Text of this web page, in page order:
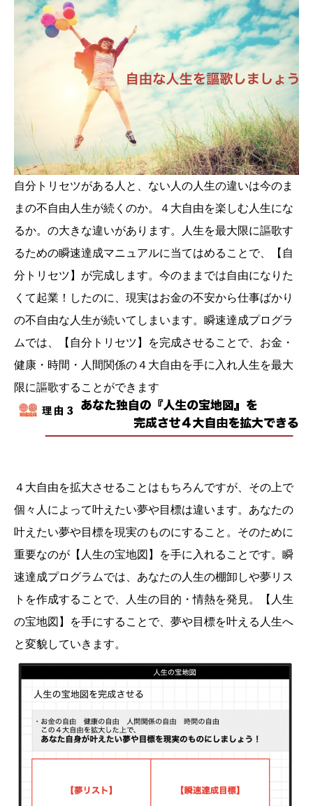
自分トリセツがある人と、ない人の人生の違いは今のま
まの不自由人生が続くのか。４大自由を楽しむ人生にな
るか。の大きな違いがあります。人生を最大限に謳歌す
るための瞬速達成マニュアルに当てはめることで、【自
分トリセツ】が完成します。今のままでは自由になりた
くて起業！したのに、現実はお金の不安から仕事ばかり
の不自由な人生が続いてしまいます。瞬速達成プログラ
ムでは、【自分トリセツ】を完成させることで、お金・
健康・時間・人間関係の４大自由を手に入れ人生を最大
限に謳歌することができます
４大自由を拡大させることはもちろんですが、その上で
個々人によって叶えたい夢や目標は違います。あなたの
叶えたい夢や目標を現実のものにすること。そのために
重要なのが【人生の宝地図】を手に入れることです。瞬
速達成プログラムでは、あなたの人生の棚卸しや夢リス
トを作成することで、人生の目的・情熱を発見。【人生
の宝地図】を手にすることで、夢や目標を叶える人生へ
と変貌していきます。